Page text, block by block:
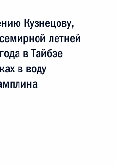
Кузнецову,
летней
в Тайбэе
в воду